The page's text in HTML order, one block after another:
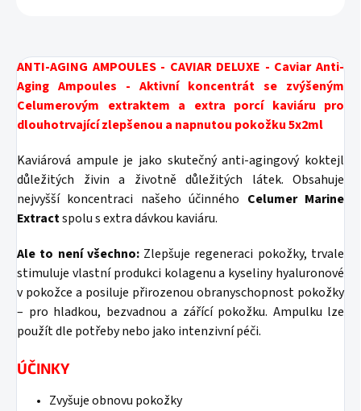
ANTI-AGING AMPOULES - CAVIAR DELUXE - Caviar Anti-
Aging Ampoules - Aktivní koncentrát se zvýšeným
Celumerovým extraktem a extra porcí kaviáru pro
dlouhotrvající zlepšenou a napnutou pokožku 5x2ml
Kaviárová ampule je jako skutečný anti-agingový koktejl
důležitých živin a životně důležitých látek. Obsahuje
nejvyšší koncentraci našeho účinného Celumer Marine
Extractspolu s extra dávkou kaviáru.
Ale to není všechno:Zlepšuje regeneraci pokožky, trvale
stimuluje vlastní produkci kolagenu a kyseliny hyaluronové
v pokožce a posiluje přirozenou obranyschopnost pokožky
– pro hladkou, bezvadnou a zářící pokožku. Ampulku lze
použít dle potřeby nebo jako intenzivní péči.
ÚČINKY
Zvyšuje obnovu pokožky